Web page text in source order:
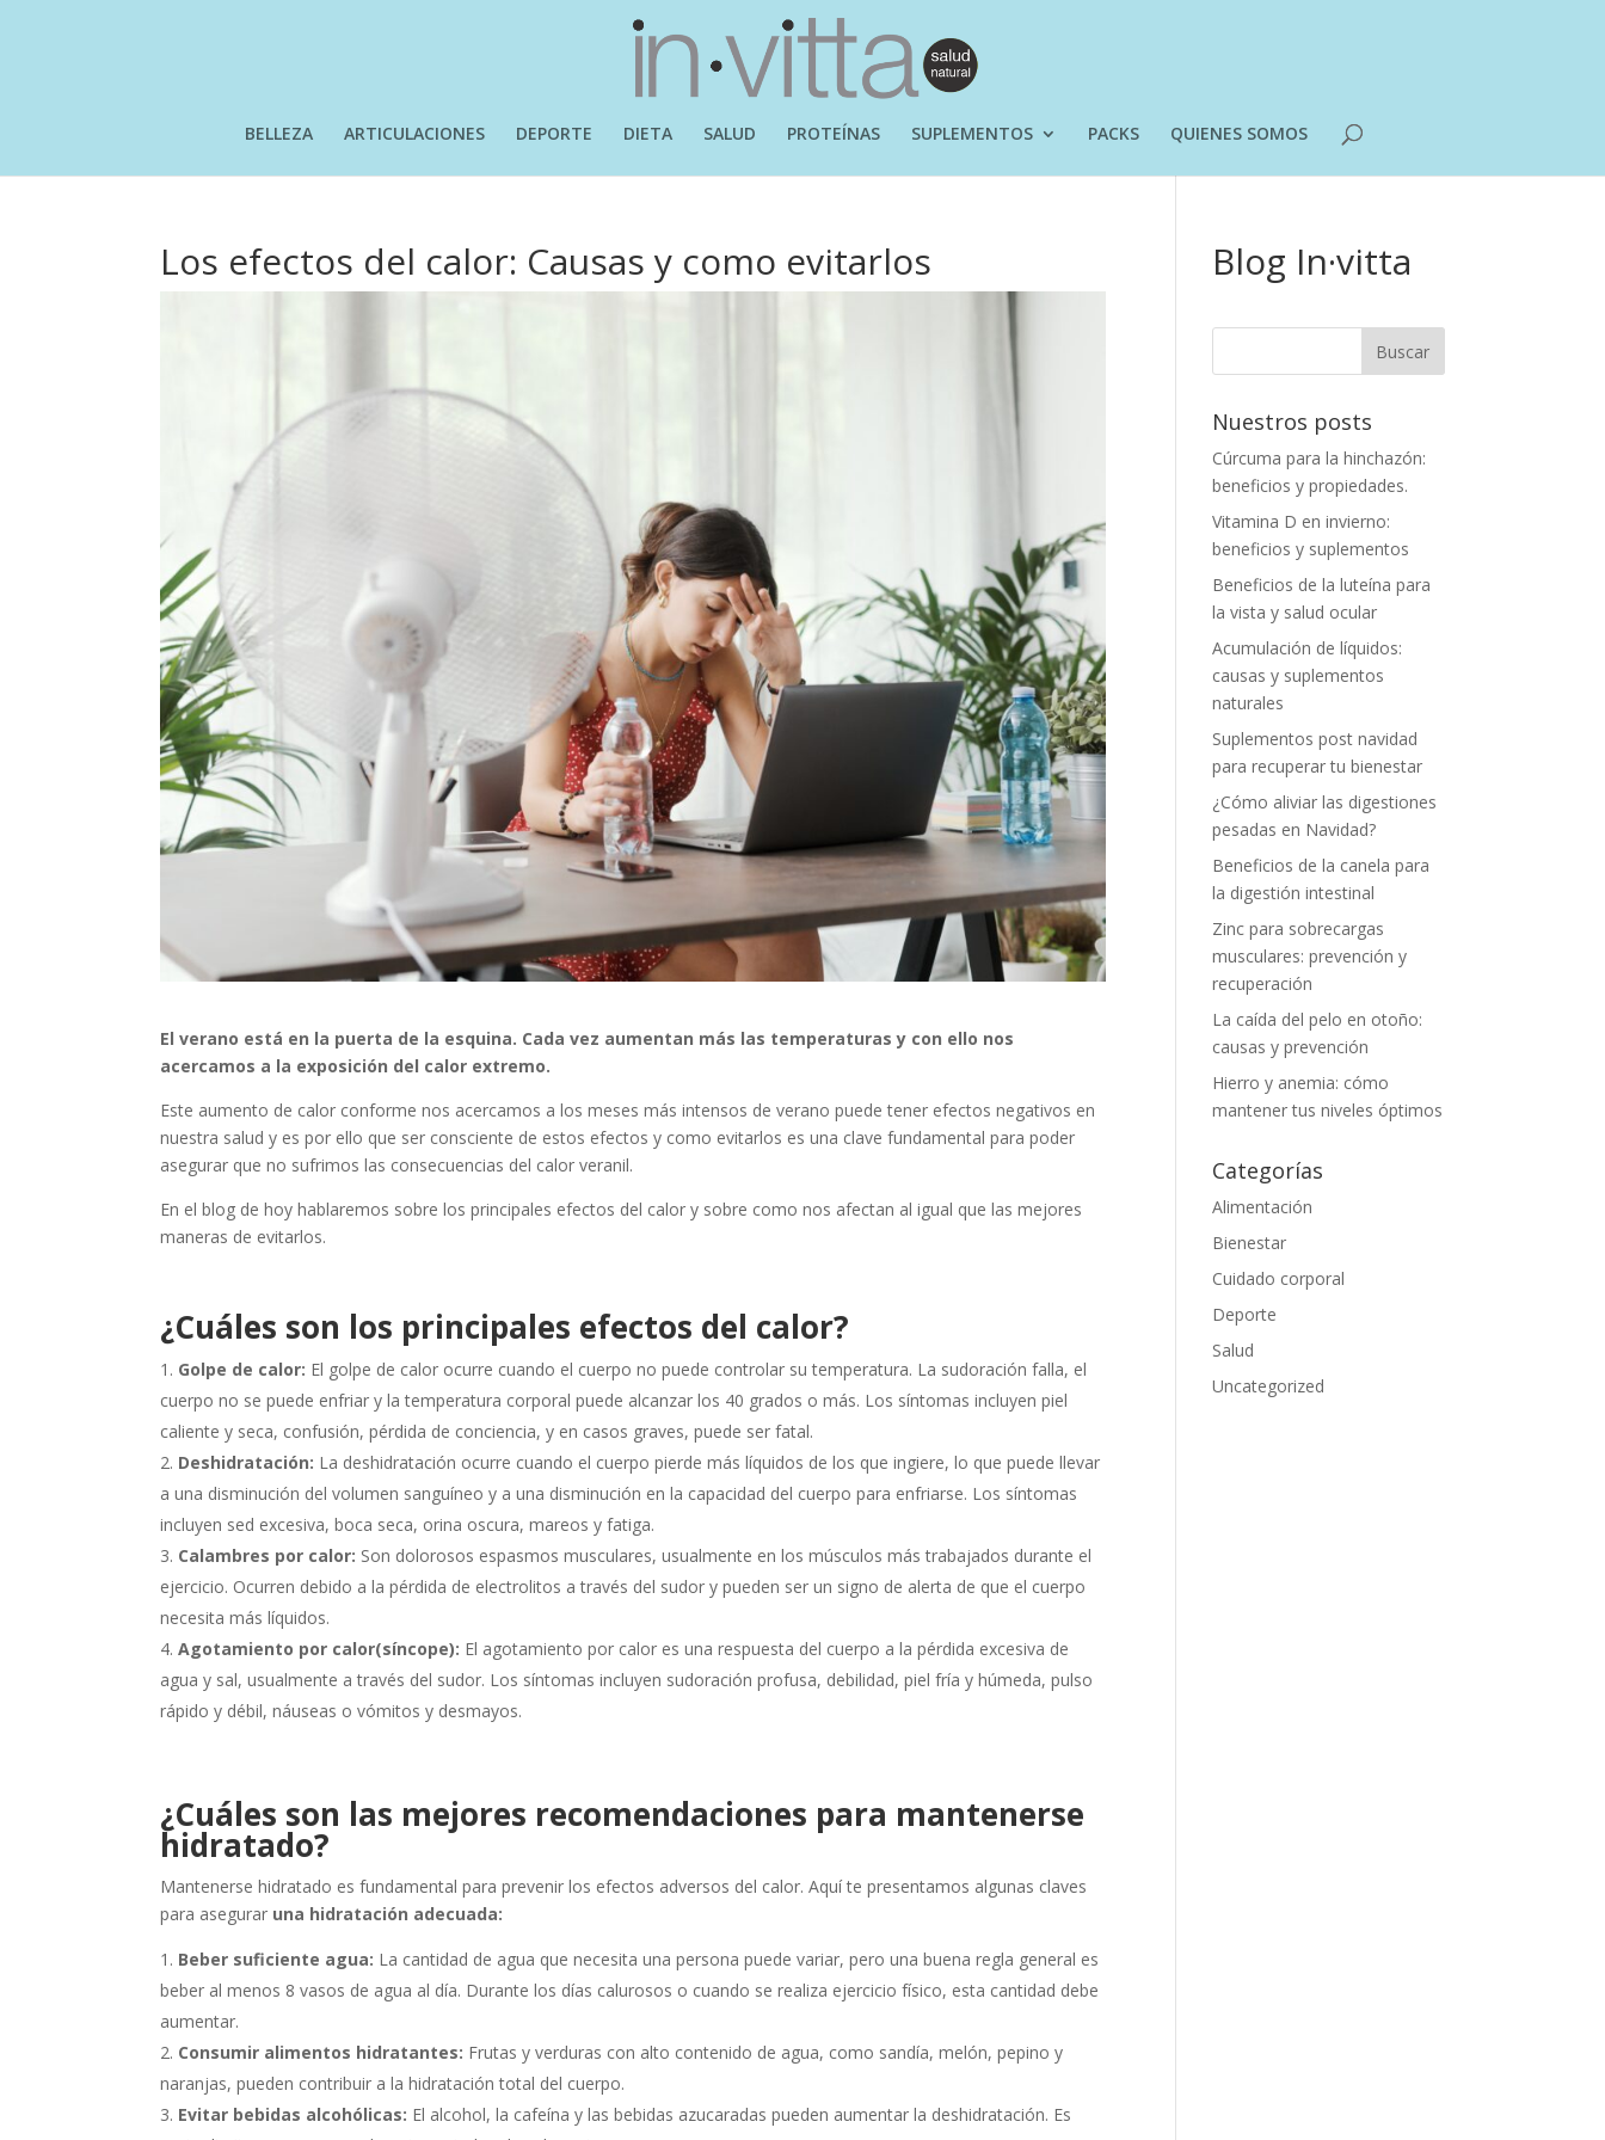
BELLEZA ARTICULACIONES DEPORTE DIETA SALUD PROTEÍNAS SUPLEMENTOS PACKS QUIENES SOMOS
Los efectos del calor: Causas y como evitarlos
El verano está en la puerta de la esquina. Cada vez aumentan más las temperaturas y con ello nos
acercamos a la exposición del calor extremo.
Este aumento de calor conforme nos acercamos a los meses más intensos de verano puede tener efectos negativos en
nuestra salud y es por ello que ser consciente de estos efectos y como evitarlos es una clave fundamental para poder
asegurar que no sufrimos las consecuencias del calor veranil.
En el blog de hoy hablaremos sobre los principales efectos del calor y sobre como nos afectan al igual que las mejores
maneras de evitarlos.
¿Cuáles son los principales efectos del calor?
Golpe de calor: El golpe de calor ocurre cuando el cuerpo no puede controlar su temperatura. La sudoración falla, el
cuerpo no se puede enfriar y la temperatura corporal puede alcanzar los 40 grados o más. Los síntomas incluyen piel
caliente y seca, confusión, pérdida de conciencia, y en casos graves, puede ser fatal.
Deshidratación: La deshidratación ocurre cuando el cuerpo pierde más líquidos de los que ingiere, lo que puede llevar
a una disminución del volumen sanguíneo y a una disminución en la capacidad del cuerpo para enfriarse. Los síntomas
incluyen sed excesiva, boca seca, orina oscura, mareos y fatiga.
Calambres por calor: Son dolorosos espasmos musculares, usualmente en los músculos más trabajados durante el
ejercicio. Ocurren debido a la pérdida de electrolitos a través del sudor y pueden ser un signo de alerta de que el cuerpo
necesita más líquidos.
Agotamiento por calor(síncope): El agotamiento por calor es una respuesta del cuerpo a la pérdida excesiva de
agua y sal, usualmente a través del sudor. Los síntomas incluyen sudoración profusa, debilidad, piel fría y húmeda, pulso
rápido y débil, náuseas o vómitos y desmayos.
¿Cuáles son las mejores recomendaciones para mantenerse
hidratado?
Mantenerse hidratado es fundamental para prevenir los efectos adversos del calor. Aquí te presentamos algunas claves
para asegurar una hidratación adecuada:
Beber suficiente agua: La cantidad de agua que necesita una persona puede variar, pero una buena regla general es
beber al menos 8 vasos de agua al día. Durante los días calurosos o cuando se realiza ejercicio físico, esta cantidad debe
aumentar.
Consumir alimentos hidratantes: Frutas y verduras con alto contenido de agua, como sandía, melón, pepino y
naranjas, pueden contribuir a la hidratación total del cuerpo.
Evitar bebidas alcohólicas: El alcohol, la cafeína y las bebidas azucaradas pueden aumentar la deshidratación. Es
Blog In·vitta
Nuestros posts
Cúrcuma para la hinchazón:
beneficios y propiedades.
Vitamina D en invierno:
beneficios y suplementos
Beneficios de la luteína para
la vista y salud ocular
Acumulación de líquidos:
causas y suplementos
naturales
Suplementos post navidad
para recuperar tu bienestar
¿Cómo aliviar las digestiones
pesadas en Navidad?
Beneficios de la canela para
la digestión intestinal
Zinc para sobrecargas
musculares: prevención y
recuperación
La caída del pelo en otoño:
causas y prevención
Hierro y anemia: cómo
mantener tus niveles óptimos
Categorías
Alimentación
Bienestar
Cuidado corporal
Deporte
Salud
Uncategorized